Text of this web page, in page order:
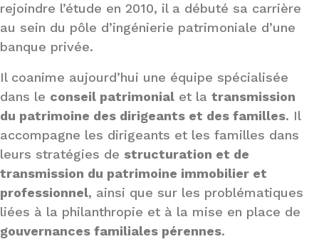
rejoindre l’étude en 2010, il a débuté sa carrière
au sein du pôle d’ingénierie patrimoniale d’une
banque privée.
Il coanime aujourd’hui une équipe spécialisée
dans le conseil patrimonial et la transmission
du patrimoine des dirigeants et des familles. Il
accompagne les dirigeants et les familles dans
leurs stratégies de structuration et de
transmission du patrimoine immobilier et
professionnel, ainsi que sur les problématiques
liées à la philanthropie et à la mise en place de
gouvernances familiales pérennes.